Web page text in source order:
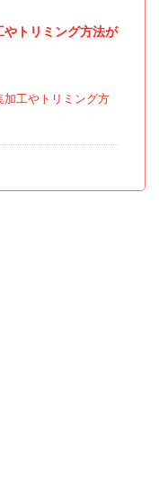
トリミング方法が
加工やトリミング方